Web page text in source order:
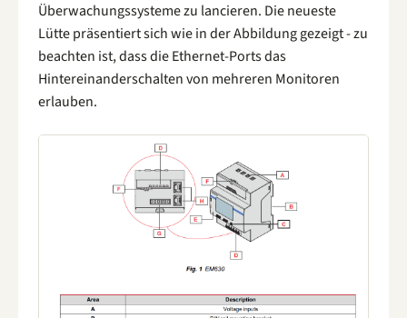
Überwachungssysteme zu lancieren. Die neueste
Lütte präsentiert sich wie in der Abbildung gezeigt - zu
beachten ist, dass die Ethernet-Ports das
Hintereinanderschalten von mehreren Monitoren
erlauben.